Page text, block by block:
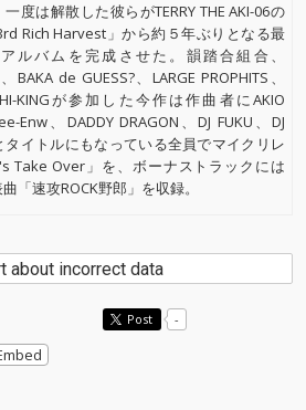
度は解散した彼らがTERRY THE AKI-06の
Rich Harvest」から約５年ぶりとなる最
ルバムを完成させた。韻踏合組合、
de GUESS?、LARGE PROPHITS、
KINGが参加した今作は作曲者にAKIO
Enw、DADDY DRAGON、DJ FUKU、DJ
イトルにもなっている全員でマイクリレ
Take Over」を、ボーナストラックには
「速攻ROCK野郎」を収録。
about incorrect data
Post -